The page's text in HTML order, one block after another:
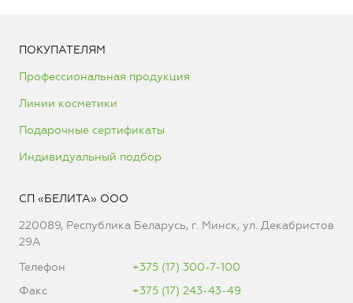
ПОКУПАТЕЛЯМ
Профессиональная продукция
Линии косметики
Подарочные сертификаты
Индивидуальный подбор
СП «БЕЛИТА» ООО
220089, Республика Беларусь, г. Минск, ул. Декабристов
29А
Телефон
+375 (17) 300-7-100
Факс
+375 (17) 243-43-49